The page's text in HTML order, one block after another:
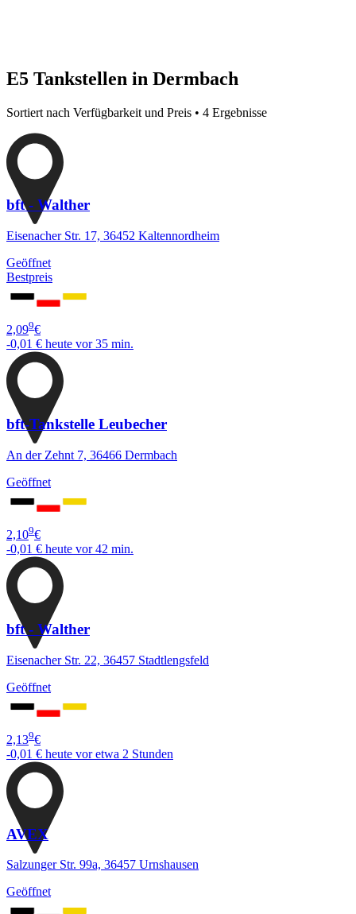
E5 Tankstellen in Dermbach
Sortiert nach Verfügbarkeit und Preis • 4 Ergebnisse
bft - Walther
Eisenacher Str. 17, 36452 Kaltennordheim
Geöffnet
Bestpreis
2,099€
-0,01 € heute vor 35 min.
bft-Tankstelle Leubecher
An der Zehnt 7, 36466 Dermbach
Geöffnet
2,109€
-0,01 € heute vor 42 min.
bft - Walther
Eisenacher Str. 22, 36457 Stadtlengsfeld
Geöffnet
2,139€
-0,01 € heute vor etwa 2 Stunden
AVEX
Salzunger Str. 99a, 36457 Urnshausen
Geöffnet